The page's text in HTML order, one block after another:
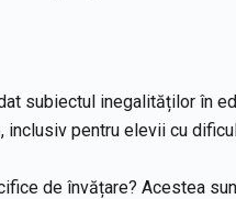
subiectul inegalităților în
inclusiv pentru elevii cu
de învățare? Acestea